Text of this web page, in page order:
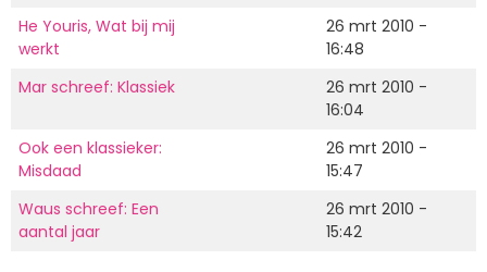
He Youris, Wat bij mij
werkt
26 mrt 2010 -
16:48
Mar schreef: Klassiek
26 mrt 2010 -
16:04
Ook een klassieker:
Misdaad
26 mrt 2010 -
15:47
Waus schreef: Een
aantal jaar
26 mrt 2010 -
15:42